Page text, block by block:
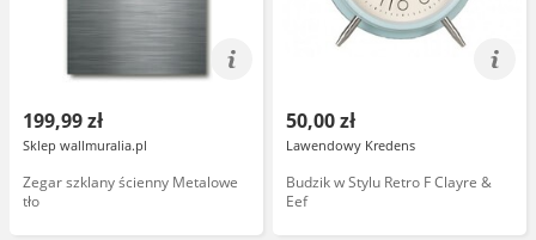
199,99 zł
Sklep wallmuralia.pl
Zegar szklany ścienny Metalowe
tło
50,00 zł
Lawendowy Kredens
Budzik w Stylu Retro F Clayre &
Eef